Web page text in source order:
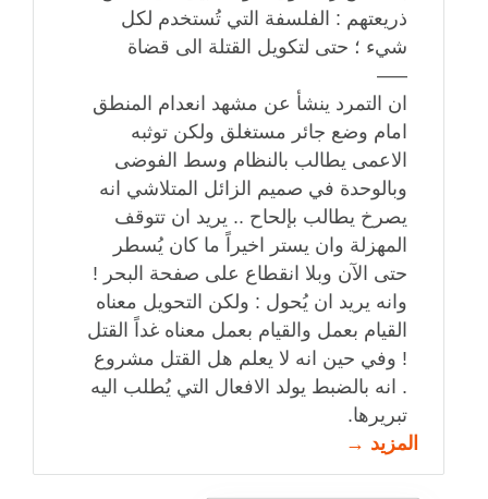
ذريعتهم : الفلسفة التي تُستخدم لكل
شيء ؛ حتى لتكويل القتلة الى قضاة
—–
ان التمرد ينشأ عن مشهد انعدام المنطق
امام وضع جائر مستغلق ولكن توثبه
الاعمى يطالب بالنظام وسط الفوضى
وبالوحدة في صميم الزائل المتلاشي انه
يصرخ يطالب بإلحاح .. يريد ان تتوقف
المهزلة وان يستر اخيراً ما كان يُسطر
حتى الآن وبلا انقطاع على صفحة البحر !
وانه يريد ان يُحول : ولكن التحويل معناه
القيام بعمل والقيام بعمل معناه غداً القتل
! وفي حين انه لا يعلم هل القتل مشروع
. انه بالضبط يولد الافعال التي يُطلب اليه
تبريرها.
المزيد →